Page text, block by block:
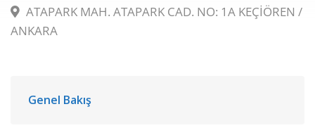
ATAPARK MAH. ATAPARK CAD. NO: 1A KEÇİÖREN /
ANKARA
Genel Bakış